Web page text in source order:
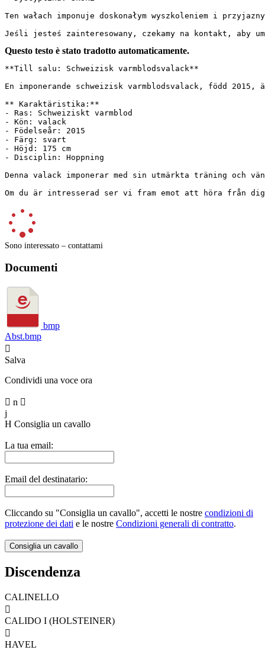
Ten wałach imponuje doskonałym wyszkoleniem i
Jeśli jesteś zainteresowany, czekamy na kontakt, aby
Questo testo è stato tradotto automaticamente.
**Till salu: Schweizisk varmblodsvalack**
En imponerande schweizisk varmblodsvalack, född
** Karaktäristika:**
- Ras: Schweiziskt varmblod
- Kön: valack
- Födelseår: 2015
- Färg: svart
- Höjd: 175 cm
- Disciplin: Hoppning
Denna valack imponerar med sin utmärkta träning
Om du är intresserad ser vi fram emot att höra från
Sono interessato – contattami
Documenti
bmp
Abst.bmp

Salva
Condividi una voce ora
 n 
j
H Consiglia un cavallo
La tua email:
Email del destinatario:
Cliccando su "Consiglia un cavallo", accetti le nostre condizioni di
protezione dei dati e le nostre Condizioni generali di contratto.
Discendenza
CALINELLO

CALIDO I (HOLSTEINER)

HAVEL